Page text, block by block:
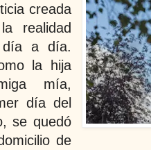
creada
realidad
día a día.
la hija
mía,
día del
se quedó
de